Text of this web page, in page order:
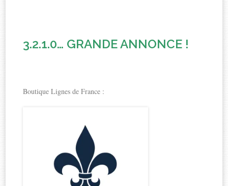
3.2.1.0… GRANDE ANNONCE !
Boutique Lignes de France :